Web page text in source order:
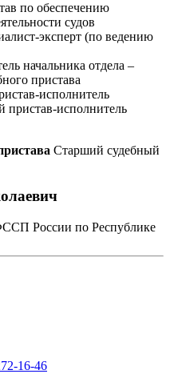
по обеспечению
судов
эксперт (по ведению
начальника отдела –
пристава
исполнитель
пристав-исполнитель
Старший судебный
России по Республике
16-46